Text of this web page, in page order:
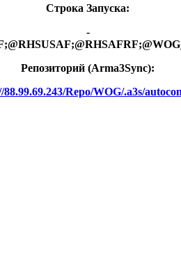
Строка Запуска:
-
Репозиторий (Arma3Synс):
88.99.69.243/Repo/WOG/.a3s/